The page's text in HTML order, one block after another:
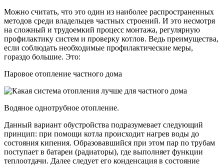
Можно считать, что это один из наиболее распространенных
методов среди владельцев частных строений. И это несмотря
на сложный и трудоемкий процесс монтажа, регулярную
профилактику систем и проверку котлов. Ведь преимущества,
если соблюдать необходимые профилактические меры,
гораздо большие. Это:
Паровое отопление частного дома
Водяное однотрубное отопление.
Данный вариант обустройства подразумевает следующий
принцип: при помощи котла происходит нагрев воды до
состояния кипения. Образовавшийся при этом пар по трубам
поступает в батареи (радиаторы), где выполняет функции
теплоотдачи. Далее следует его конденсация в состояние